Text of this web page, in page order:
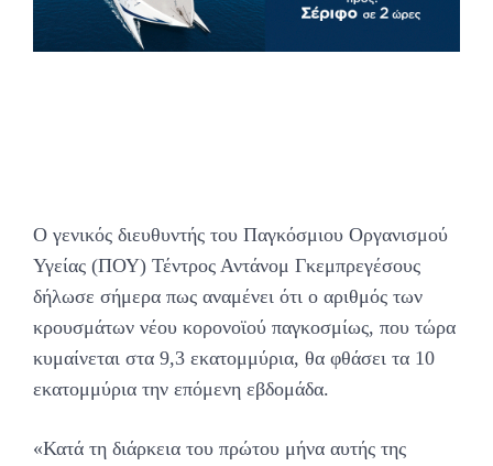
Ο γενικός διευθυντής του Παγκόσμιου Οργανισμού
Υγείας (ΠΟΥ) Τέντρος Αντάνομ Γκεμπρεγέσους
δήλωσε σήμερα πως αναμένει ότι ο αριθμός των
κρουσμάτων νέου κορονοϊού παγκοσμίως, που τώρα
κυμαίνεται στα 9,3 εκατομμύρια, θα φθάσει τα 10
εκατομμύρια την επόμενη εβδομάδα.
«Κατά τη διάρκεια του πρώτου μήνα αυτής της